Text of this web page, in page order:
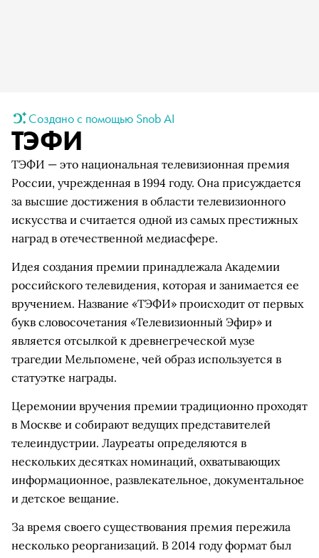
Создано с помощью Snob AI
ТЭФИ
ТЭФИ — это национальная телевизионная премия
России, учрежденная в 1994 году. Она присуждается
за высшие достижения в области телевизионного
искусства и считается одной из самых престижных
наград в отечественной медиасфере.
Идея создания премии принадлежала Академии
российского телевидения, которая и занимается ее
вручением. Название «ТЭФИ» происходит от первых
букв словосочетания «Телевизионный Эфир» и
является отсылкой к древнегреческой музе
трагедии Мельпомене, чей образ используется в
статуэтке награды.
Церемонии вручения премии традиционно проходят
в Москве и собирают ведущих представителей
телеиндустрии. Лауреаты определяются в
нескольких десятках номинаций, охватывающих
информационное, развлекательное, документальное
и детское вещание.
За время своего существования премия пережила
несколько реорганизаций. В 2014 году формат был